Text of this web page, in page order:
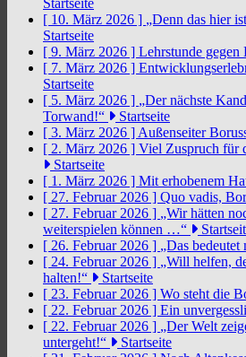
Startseite
[ 10. März 2026 ] „Denn das hier
Startseite
[ 9. März 2026 ] Lehrstunde gegen
[ 7. März 2026 ]
Startseite
[ 5. März 2026 ] „Der nächste
Torwand!“
Startseite
[ 3. März 2026 ] Außenseiter
[ 2. März 2026 ] Viel Zuspruch für
Startseite
[ 1. März 2026 ] Mit erhobenem
[ 27. Februar 2026 ] Quo vadis,
[ 27. Februar 2026 ] „Wir hätten
weiterspielen können …“
[ 26. Februar 2026 ] „Das
[ 24. Februar 2026 ] „Will helfen,
halten!“
Startseite
[ 23. Februar 2026 ] Wo steht die
[ 22. Februar 2026 ] Ein
[ 22. Februar 2026 ] „Der Welt
untergeht!“
Startseite